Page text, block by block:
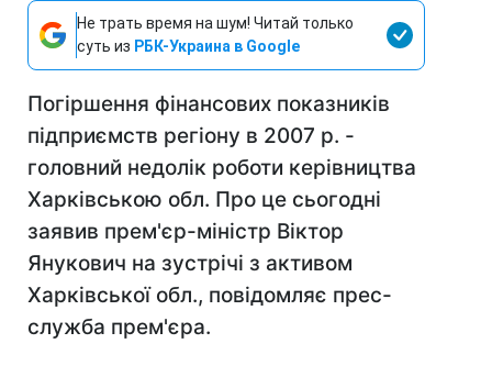
Не трать время на шум! Читай только
суть из РБК-Украина в Google
Погіршення фінансових показників
підприємств регіону в 2007 р. -
головний недолік роботи керівництва
Харківською обл. Про це сьогодні
заявив прем'єр-міністр Віктор
Янукович на зустрічі з активом
Харківської обл., повідомляє прес-
служба прем'єра.